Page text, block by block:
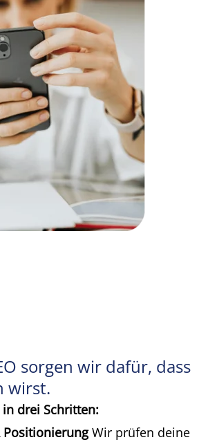
sorgen wir dafür, dass
wirst.
drei Schritten:
PositionierungWir prüfen deine